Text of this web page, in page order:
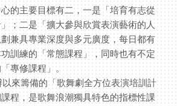
的主要目標有二，一是「培育有志從
；二是「擴大參與欣賞表演藝術的人
兼具專業深度與多元廣度，每日都有
訓練的「常態課程」，同時也有不定
專修課程」。
來籌備的「歌舞劇全方位表演培訓計
程，是歌舞浪潮獨具特色的指標性課